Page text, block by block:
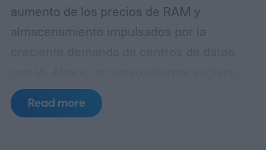
aumento de los precios de RAM y
almacenamiento impulsados por la
que los precios de las placas base podrían
pronto aumentar aún más los costes, con
Read more